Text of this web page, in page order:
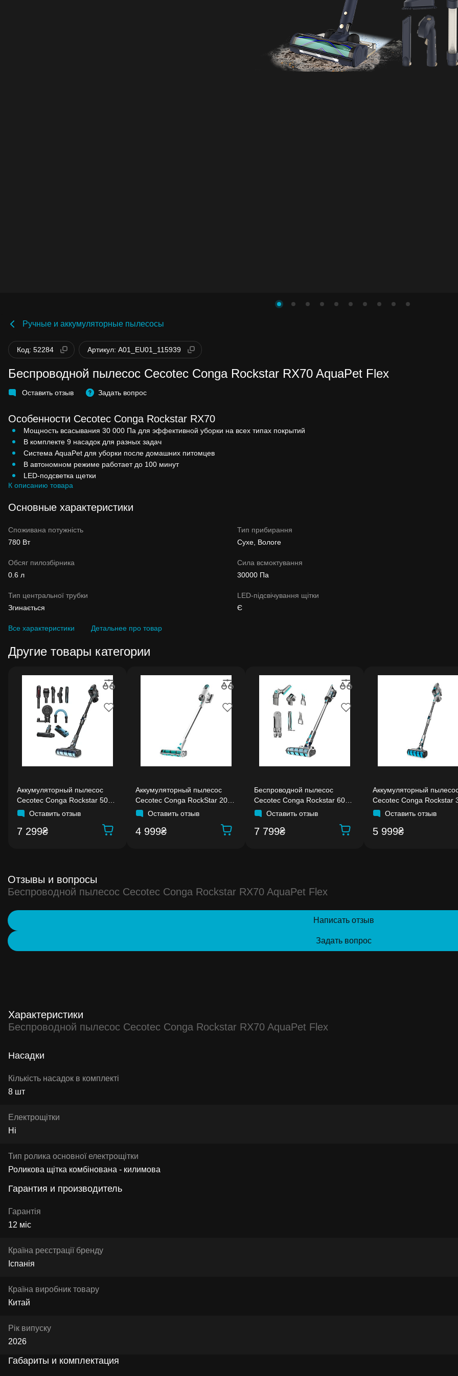
Ручные и аккумуляторные пылесосы
Код: 52284 Артикул: A01_EU01_115939
Беспроводной пылесос Cecotec Conga Rockstar RX70 AquaPet Flex
Оставить отзыв Задать вопрос
Особенности Cecotec Conga Rockstar RX70
Мощность всасывания 30 000 Па для эффективной уборки на всех типах покрытий
В комплекте 9 насадок для разных задач
Система AquaPet для уборки после домашних питомцев
В автономном режиме работает до 100 минут
LED-подсветка щетки
К описанию товара
Основные характеристики
Споживана потужність
780 Вт
Тип прибирання
Сухе, Вологе
Обсяг пилозбірника
0.6 л
Сила всмоктування
30000 Па
Тип центральної трубки
Згинається
LED-підсвічування щітки
Є
Все характеристики Детальнее про товар
Другие товары категории
Аккумуляторный пылесос
Cecotec Conga Rockstar 500
Ultimate ErgoWet
Оставить отзыв
7 299₴
Аккумуляторный пылесос
Cecotec Conga RockStar 200
VitalОставить отзыв
4 999₴
Беспроводной пылесос
Cecotec Conga Rockstar 600
HeroОставить отзыв
7 799₴
Аккумуляторный
Cecotec Conga Rockstar
X-Treme ErgoFlex
Оставить отзыв
5 999₴
Отзывы и вопросы
Беспроводной пылесос Cecotec Conga Rockstar RX70 AquaPet Flex
Написать отзыв
Задать вопрос
Характеристики
Беспроводной пылесос Cecotec Conga Rockstar RX70 AquaPet Flex
Насадки
Кількість насадок в комплекті
8 шт
Електрощітки
Ні
Тип ролика основної електрощітки
Роликова щітка комбінована - килимова
Гарантия и производитель
Гарантія
12 міс
Країна реєстрації бренду
Іспанія
Країна виробник товару
Китай
Рік випуску
2026
Габариты и комплектация